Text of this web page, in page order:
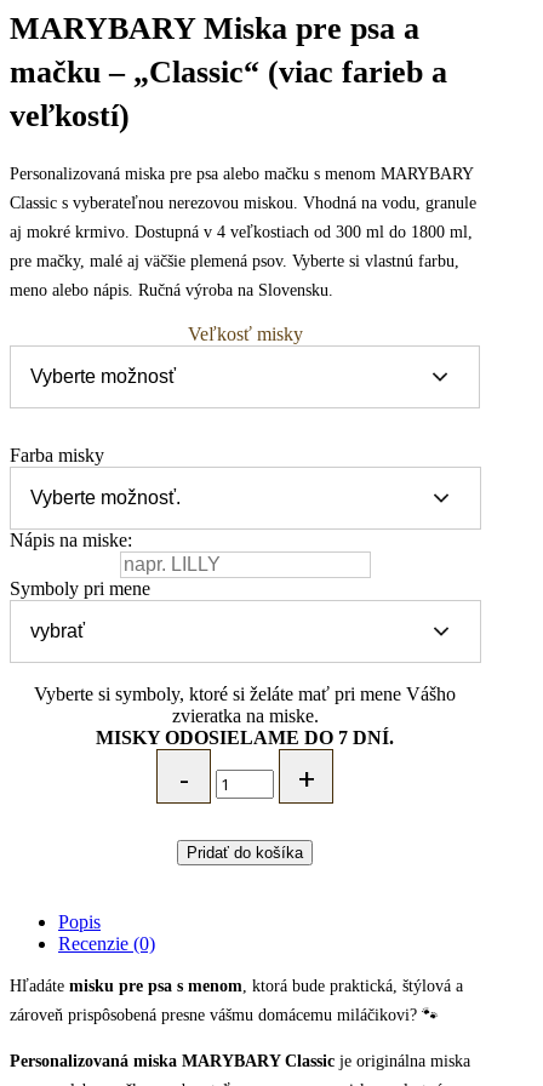
MARYBARY Miska pre psa a
mačku – „Classic“ (viac farieb a
veľkostí)
Personalizovaná miska pre psa alebo mačku s menom MARYBARY
Classic s vyberateľnou nerezovou miskou. Vhodná na vodu, granule
aj mokré krmivo. Dostupná v 4 veľkostiach od 300 ml do 1800 ml,
pre mačky, malé aj väčšie plemená psov. Vyberte si vlastnú farbu,
meno alebo nápis. Ručná výroba na Slovensku.
Veľkosť misky
Farba misky
Nápis na miske:
Symboly pri mene
Vyberte si symboly, ktoré si želáte mať pri mene Vášho
zvieratka na miske.
MISKY ODOSIELAME DO 7 DNÍ.
Miska
pre
mačku
veľkostí)
quantity
Pridať do košíka
Popis
Recenzie (0)
Hľadáte misku pre psa s menom , ktorá bude praktická, štýlová a
zároveň prispôsobená presne vášmu domácemu miláčikovi? 🐾
Personalizovaná miska MARYBARY Classic je originálna miska